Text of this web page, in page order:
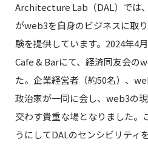
Architecture Lab（DAL）では
がweb3を自身のビジネスに取
験を提供しています。2024年4
Cafe & Barにて、経済同友会の
た。企業経営者（約50名）、
政治家が一同に会し、web3の
交わす貴重な場となりました。
うにしてDALのセンシビリティ